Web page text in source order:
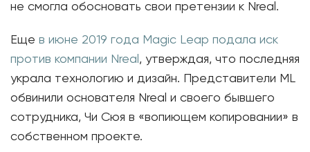
не смогла обосновать свои претензии к Nreal.
Еще в июне 2019 года Magic Leap подала иск
против компании Nreal , утверждая, что последняя
украла технологию и дизайн. Представители ML
обвинили основателя Nreal и своего бывшего
сотрудника, Чи Сюя в «вопиющем копировании» в
собственном проекте.